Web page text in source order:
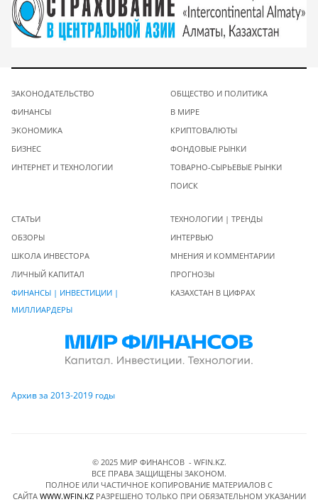
ЗАКОНОДАТЕЛЬСТВО
ФИНАНСЫ
ЭКОНОМИКА
БИЗНЕС
ИНТЕРНЕТ И ТЕХНОЛОГИИ
ОБЩЕСТВО И ПОЛИТИКА
В МИРЕ
КРИПТОВАЛЮТЫ
ФОНДОВЫЕ РЫНКИ
ТОВАРНО-СЫРЬЕВЫЕ РЫНКИ
ПОИСК
СТАТЬИ
ОБЗОРЫ
ШКОЛА ИНВЕСТОРА
ЛИЧНЫЙ КАПИТАЛ
ФИНАНСЫ | ИНВЕСТИЦИИ |
МИЛЛИАРДЕРЫ
ТЕХНОЛОГИИ | ТРЕНДЫ
ИНТЕРВЬЮ
МНЕНИЯ И КОММЕНТАРИИ
ПРОГНОЗЫ
КАЗАХСТАН В ЦИФРАХ
Архив за 2013-2019 годы
© 2025 МИР ФИНАНСОВ - WFIN.KZ.
ВСЕ ПРАВА ЗАЩИЩЕНЫ ЗАКОНОМ.
ПОЛНОЕ ИЛИ ЧАСТИЧНОЕ КОПИРОВАНИЕ МАТЕРИАЛОВ C
САЙТА WWW.WFIN.KZРАЗРЕШЕНО ТОЛЬКО ПРИ ОБЯЗАТЕЛЬНОМ УКАЗАНИИ